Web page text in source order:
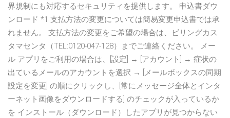
界規制にも対応するセキュリティを提供します。 申込書ダウ
ンロード *1 支払方法の変更については簡易変更申込書では承
れません。 支払方法の変更をご希望の場合は、ビリングカス
タマセンタ（TEL:0120-047-128）までご連絡ください。 メー
ル アプリをご利用の場合は、[設定] → [アカウント] → 症状の
出ているメールのアカウントを選択 → [メールボックスの同期
設定を変更] の順にクリックし、[常にメッセージ全体とインタ
ーネット画像をダウンロードする] のチェックが入っているか
を インストール（ダウンロード）したアプリが見つからない